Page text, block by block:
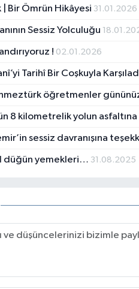
| Bir Ömrün Hikâyesi 31.01.2026
Sessiz Yolculuğu
! 02.01.2026
Tarihî Bir Coşkuyla
öğretmenler
8 kilometrelik yolun asfaltına
sessiz davranışına
düğün yemekleri… 31.08.2025